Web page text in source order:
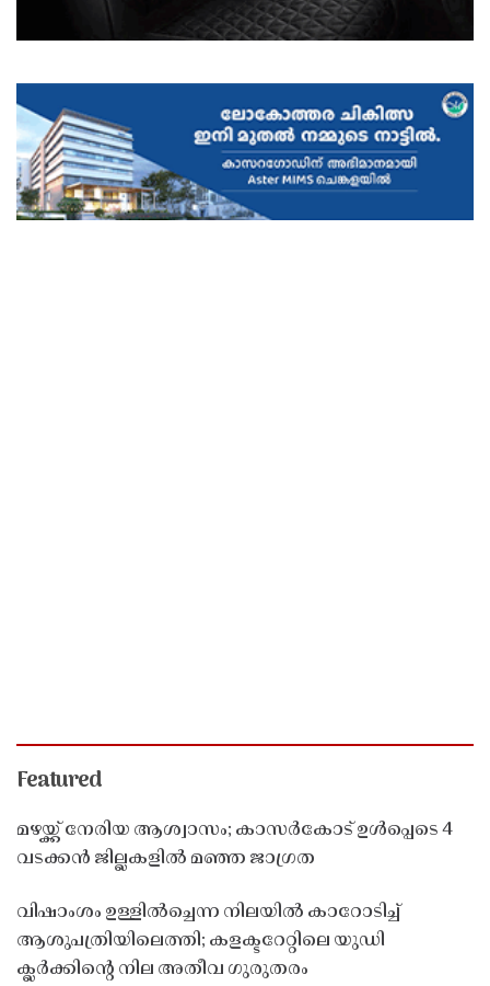
Featured
മഴയ്ക്ക് നേരിയ ആശ്വാസം; കാസർകോട് ഉൾപ്പെടെ 4
വടക്കൻ ജില്ലകളിൽ മഞ്ഞ ജാഗ്രത
വിഷാംശം ഉള്ളിൽച്ചെന്ന നിലയിൽ കാറോടിച്ച്
ആശുപത്രിയിലെത്തി; കളക്ടറേറ്റിലെ യുഡി
ക്ലർക്കിൻ്റെ നില അതീവ ഗുരുതരം